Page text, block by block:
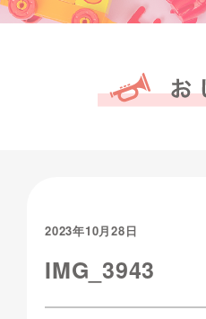
2023年10月28日
IMG_3943